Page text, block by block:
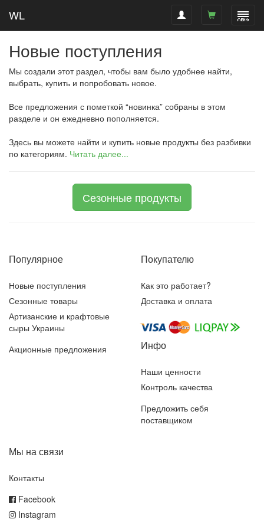
WL
Новые поступления
Мы создали этот раздел, чтобы вам было удобнее найти,
выбрать, купить и попробовать новое.
Все предложения с пометкой “новинка” собраны в этом
разделе и он ежедневно пополняется.
Здесь вы можете найти и купить новые продукты без разбивки
по категориям. Читать далее...
Сезонные продукты
Популярное
Новые поступления
Сезонные товары
Артизанские и крафтовые
сыры Украины
Акционные предложения
Покупателю
Как это работает?
Доставка и оплата
Инфо
Наши ценности
Контроль качества
Предложить себя
поставщиком
Мы на связи
Контакты
Facebook
Instagram